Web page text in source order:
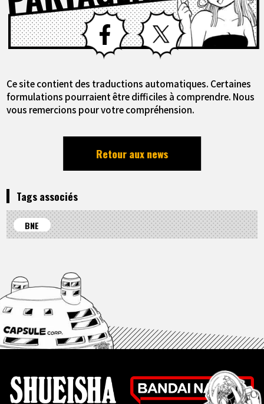
Facebook X
Ce site contient des traductions automatiques. Certaines
formulations pourraient être difficiles à comprendre. Nous
vous remercions pour votre compréhension.
Retour aux news
Tags associés
BNE